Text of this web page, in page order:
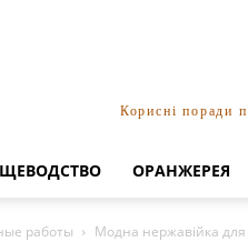
Корисні поради
ОРАНЖЕРЕЯ
работы Модна нержавійка